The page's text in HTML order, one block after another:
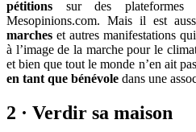
pétitions sur des plateformes
Mesopinions.com. Mais il est
marches et autres manifestations
à l’image de la marche pour le
et bien que tout le monde n’en ait
en tant que bénévole dans une
2 · Verdir sa maison